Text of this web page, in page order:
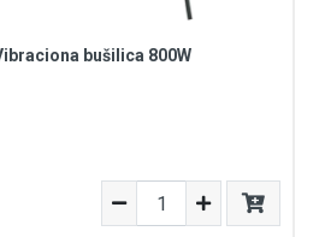
bušilica 800W